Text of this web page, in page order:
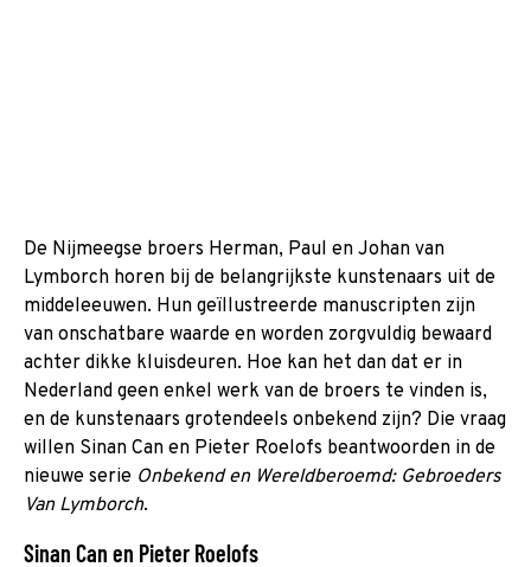
De Nijmeegse broers Herman, Paul en Johan van
Lymborch horen bij de belangrijkste kunstenaars uit de
middeleeuwen. Hun geïllustreerde manuscripten zijn
van onschatbare waarde en worden zorgvuldig bewaard
achter dikke kluisdeuren. Hoe kan het dan dat er in
Nederland geen enkel werk van de broers te vinden is,
en de kunstenaars grotendeels onbekend zijn? Die vraag
willen Sinan Can en Pieter Roelofs beantwoorden in de
nieuwe serie Onbekend en Wereldberoemd: Gebroeders
Van Lymborch.
Sinan Can en Pieter Roelofs